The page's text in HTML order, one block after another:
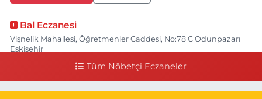
Bal Eczanesi
Vişnelik Mahallesi, Öğretmenler Caddesi, No:78 C Odunpazarı
Eskişehir
0 (222) 225 50 00 Yol Tarifi Al
Tüm Nöbetçi Eczaneler